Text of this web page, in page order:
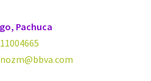
Pachuca